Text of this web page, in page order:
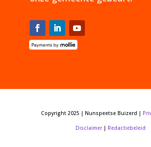
Copyright 2025 | Nunspeetse Buizerd |
Disclaimer| Redactiebeleid